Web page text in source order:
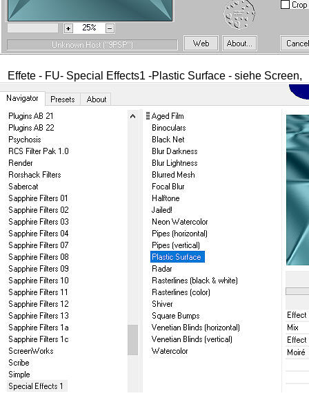
Effete - FU- Special Effects1 -Plastic Surface - siehe Screen,